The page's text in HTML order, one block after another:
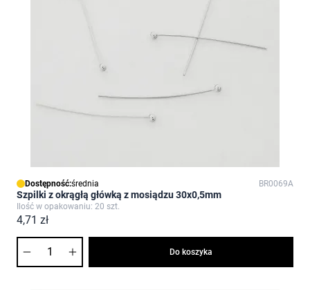
Dostępność:średnia BR0069A
Szpilki z okrągłą główką z mosiądzu 30x0,5mm
Ilość w opakowaniu: 20 szt.
4,71 zł
Do koszyka